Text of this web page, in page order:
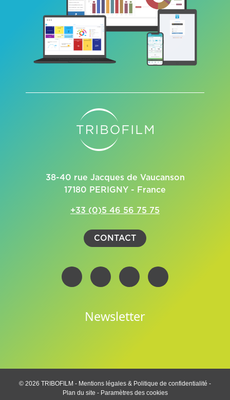
38-40 rue Jacques de Vaucanson
17180 PERIGNY - France
+33 (0)5 46 56 75 75
CONTACT
Newsletter
© 2026 TRIBOFILM - Mentions légales & Politique de confidentialité -
Plan du site - Paramètres des cookies